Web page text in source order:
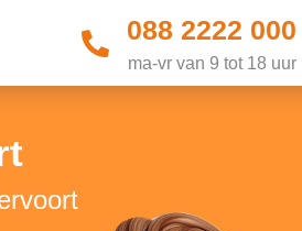
088 2222 000
ma-vr van 9 tot 18 uur